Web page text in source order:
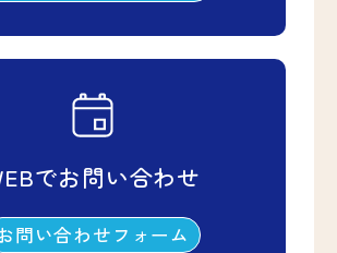
でお問い合わせ
問い合わせフォーム